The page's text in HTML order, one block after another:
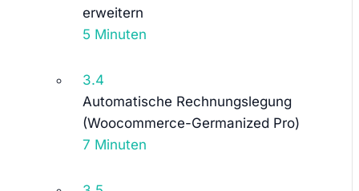
erweitern
5 Minuten
3.4
Automatische Rechnungslegung
(Woocommerce-Germanized Pro)
7 Minuten